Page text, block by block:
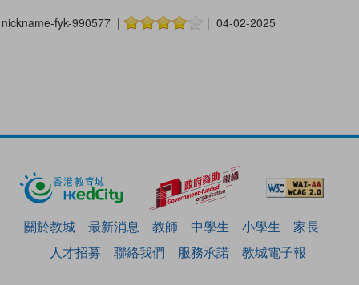
nickname-fyk-990577 | | 04-02-2025
關於教城 最新消息 教師 中學生 小學生
家長
人才招募
聯絡我們 服務承諾 教城電子報